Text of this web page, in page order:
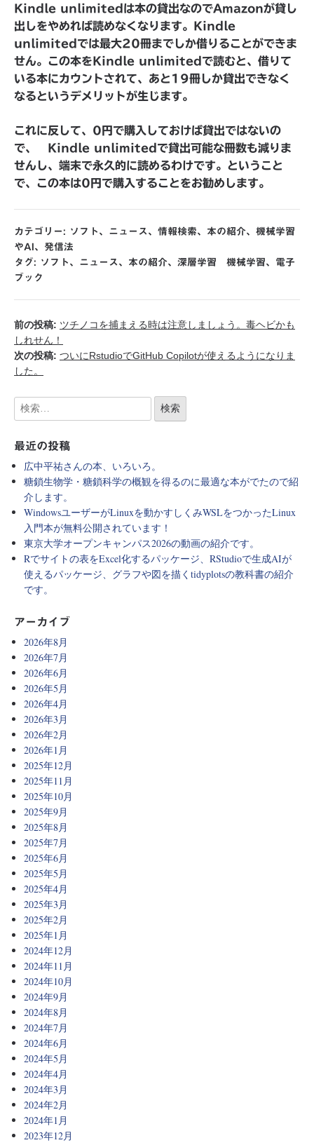
Kindle unlimitedは本の貸出なのでAmazonが貸し
出しをやめれば読めなくなります。Kindle
unlimitedでは最大20冊までしか借りることができま
せん。この本をKindle unlimitedで読むと、借りて
いる本にカウントされて、あと19冊しか貸出できなく
なるというデメリットが生じます。
これに反して、0円で購入しておけば貸出ではないの
で、 Kindle unlimitedで貸出可能な冊数も減りま
せんし、端末で永久的に読めるわけです。ということ
で、この本は0円で購入することをお勧めします。
カテゴリー: ソフト 、 ニュース 、 情報検索、 本の紹介、 機械学習
やAI 、 発信法
タグ: ソフト 、 ニュース 、 本の紹介、 深層学習 機械学習、 電子
ブック
前の投稿: ツチノコを捕まえる時は注意しましょう。毒ヘビかも
しれせん！
次の投稿: ついにRstudioでGitHub Copilotが使えるようになりま
した。
最近の投稿
広中平祐さんの本、いろいろ。
糖鎖生物学・糖鎖科学の概観を得るのに最適な本がでたので紹
介します。
WindowsユーザーがLinuxを動かすしくみWSLをつかったLinux
入門本が無料公開されています！
東京大学オープンキャンパス2026の動画の紹介です。
Rでサイトの表をExcel化するパッケージ、RStudioで生成AIが
使えるパッケージ、グラフや図を描くtidyplotsの教科書の紹介
です。
アーカイブ
2026年8月
2026年7月
2026年6月
2026年5月
2026年4月
2026年3月
2026年2月
2026年1月
2025年12月
2025年11月
2025年10月
2025年9月
2025年8月
2025年7月
2025年6月
2025年5月
2025年4月
2025年3月
2025年2月
2025年1月
2024年12月
2024年11月
2024年10月
2024年9月
2024年8月
2024年7月
2024年6月
2024年5月
2024年4月
2024年3月
2024年2月
2024年1月
2023年12月